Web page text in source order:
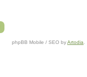
phpBB Mobile / SEO byArtodia